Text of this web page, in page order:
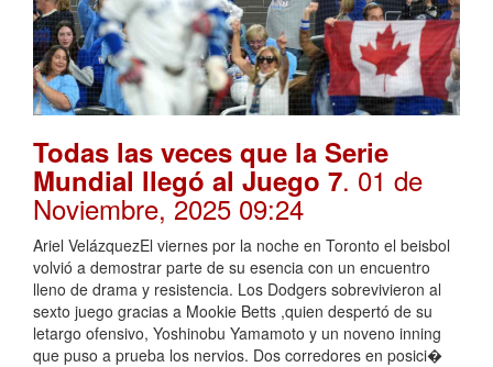
Todas las veces que la Serie
Mundial llegó al Juego 7. 01 de
Noviembre, 2025 09:24
Ariel VelázquezEl viernes por la noche en Toronto el beisbol
volvió a demostrar parte de su esencia con un encuentro
lleno de drama y resistencia. Los Dodgers sobrevivieron al
sexto juego gracias a Mookie Betts ,quien despertó de su
letargo ofensivo, Yoshinobu Yamamoto y un noveno inning
que puso a prueba los nervios. Dos corredores en posici�